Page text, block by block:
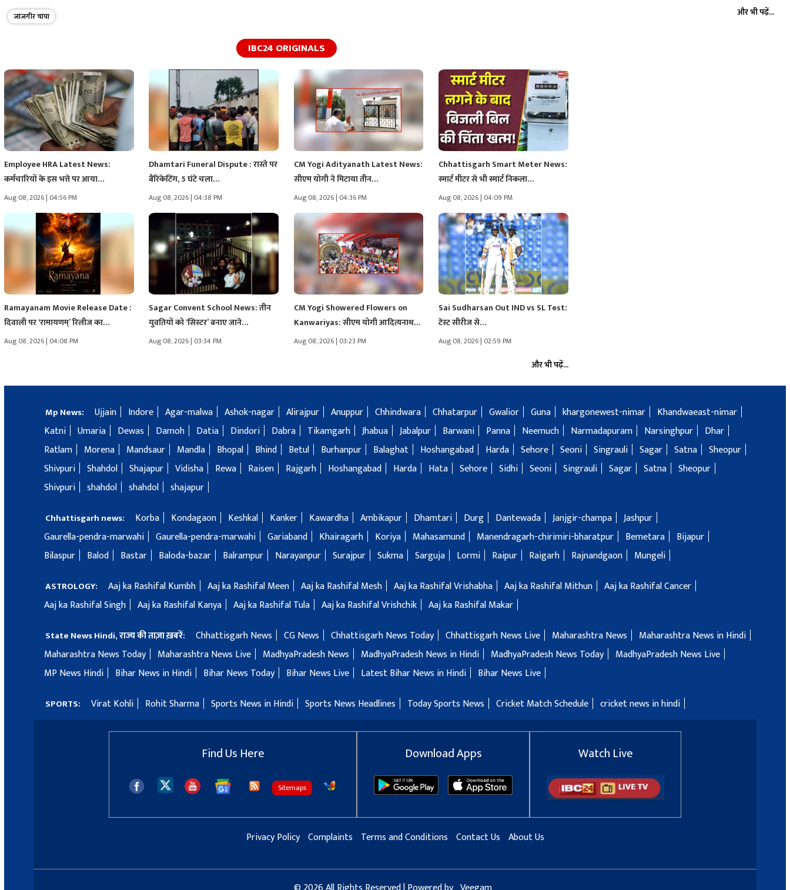
जांजगीर चांपा
IBC24 ORIGINALS
Employee HRA Latest News:
कर्मचारियों के इस भत्ते पर आया…
Aug 08, 2026 | 04:56 PM
Dhamtari Funeral Dispute : रास्ते पर
बैरिकेटिंग, 5 घंटे चला…
Aug 08, 2026 | 04:38 PM
CM Yogi Adityanath Latest News:
सीएम योगी ने मिटाया तीन…
Aug 08, 2026 | 04:36 PM
Chhattisgarh Smart Meter News:
स्मार्ट मीटर से भी स्मार्ट निकला…
Aug 08, 2026 | 04:09 PM
Ramayanam Movie Release Date :
दिवाली पर ‘रामायणम्’ रिलीज का…
Aug 08, 2026 | 04:08 PM
Sagar Convent School News: तीन
युवतियों को ‘सिस्टर’ बनाए जाने…
Aug 08, 2026 | 03:34 PM
CM Yogi Showered Flowers on
Kanwariyas: सीएम योगी आदित्यनाथ
ने…
Aug 08, 2026 | 03:23 PM
Sai Sudharsan Out IND vs SL Test:
टेस्ट सीरीज से…
Aug 08, 2026 | 02:59 PM
और भी पढ़ें...
और भी पढ़ें...
Mp News: Ujjain Indore Agar-malwa Ashok-nagar Alirajpur Anuppur Chhindwara Chhatarpur Gwalior Guna khargonewest-nimar
Khandwaeast-nimar
Katni
Umaria Dewas Damoh Datia Dindori Dabra Tikamgarh Jhabua Jabalpur Barwani Panna Neemuch Narmadapuram Narsinghpur
Dhar
Ratlam
Morena Mandsaur Mandla Bhopal Bhind Betul Burhanpur Balaghat Hoshangabad Harda Sehore Seoni Singrauli Sagar Satna
Sheopur
Shivpuri
Shahdol Shajapur Vidisha Rewa Raisen Rajgarh Hoshangabad Harda Hata Sehore Sidhi Seoni Singrauli Sagar Satna
Sheopur
Shivpuri
shahdol shahdol shajapur
Chhattisgarh news: Korba Kondagaon Keshkal Kanker Kawardha Ambikapur Dhamtari Durg Dantewada Janjgir-champa
Jashpur
Gaurella-pendra-marwahi
Gaurella-pendra-marwahi Gariaband Khairagarh Koriya Mahasamund Manendragarh-chirimiri-bharatpur Bemetara
Bijapur
Bilaspur
Balod Bastar Baloda-bazar Balrampur Narayanpur Surajpur Sukma Sarguja Lormi Raipur Raigarh Rajnandgaon Mungeli
ASTROLOGY: Aaj ka Rashifal Kumbh Aaj ka Rashifal Meen Aaj ka Rashifal Mesh Aaj ka Rashifal Vrishabha Aaj ka Rashifal Mithun
Aaj ka Rashifal Cancer
Aaj ka Rashifal Singh
Aaj ka Rashifal Kanya Aaj ka Rashifal Tula Aaj ka Rashifal Vrishchik Aaj ka Rashifal Makar
State News Hindi, राज्य की ताज़ा ख़बरें: Chhattisgarh News CG News Chhattisgarh News Today Chhattisgarh News Live Maharashtra News
Maharashtra News in Hindi
Maharashtra News Today
Maharashtra News Live MadhyaPradesh News MadhyaPradesh News in Hindi MadhyaPradesh News Today
MadhyaPradesh News Live
MP News Hindi
Bihar News in Hindi Bihar News Today Bihar News Live Latest Bihar News in Hindi Bihar News Live
SPORTS: Virat Kohli Rohit Sharma Sports News in Hindi Sports News Headlines Today Sports News Cricket Match Schedule cricket news in hindi
Find Us Here
Sitemaps
Download Apps Watch Live
Privacy Policy Complaints Terms and Conditions Contact Us About Us